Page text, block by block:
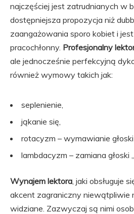
najczęściej jest zatrudnianych w
dostępniejsza propozycja niż
zaangażowania sporo kobiet i
pracochłonny. Profesjonalny
ale jednocześnie perfekcyjną
również wymowy takich jak:
seplenienie,
jąkanie się,
rotacyzm – wymawianie głoski
lambdacyzm – zamiana głoski
Wynajem lektora , jaki obsługuje
akcent zagraniczny niewątpliwie
widziane. Zazwyczaj są nimi